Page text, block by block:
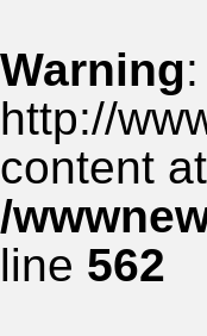
Warning
http://
content
/
line 562